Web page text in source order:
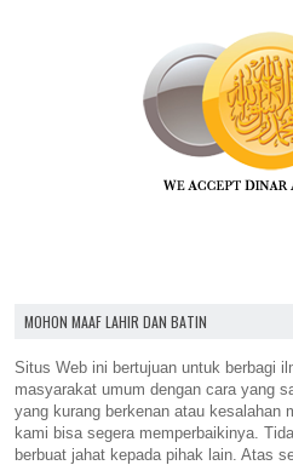
MOHON MAAF LAHIR DAN BATIN
Situs Web ini bertujuan untuk berbagi
masyarakat umum dengan cara yang
yang kurang berkenan atau kesalahan
kami bisa segera memperbaikinya.
berbuat jahat kepada pihak lain. Atas